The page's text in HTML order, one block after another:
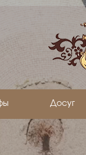
Досуг